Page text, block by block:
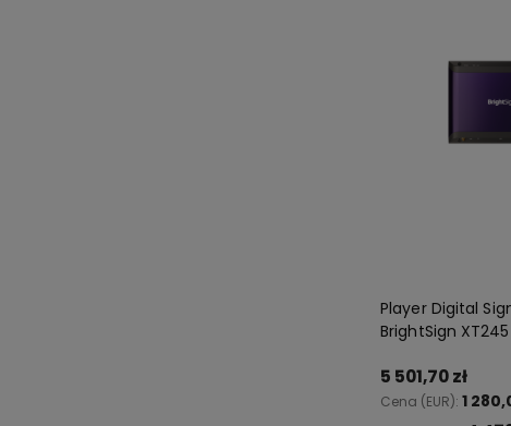
Player Digital
BrightSign XT245
5 501,70 zł
Cena (EUR): 1